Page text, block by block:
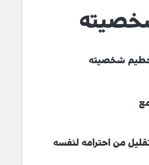
شخصيته
من احترامه لنفسه